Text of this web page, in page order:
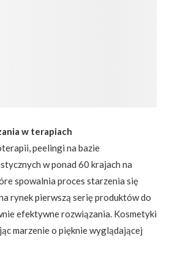
w terapiach
peelingi na bazie
w ponad 60 krajach na
spowalnia proces starzenia się
rynek pierwszą serię produktów do
efektywne rozwiązania. Kosmetyki
marzenie o pięknie wyglądającej